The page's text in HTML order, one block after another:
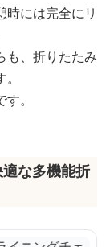
時には完全にリ
も、折りたたみ
。
な多機能折